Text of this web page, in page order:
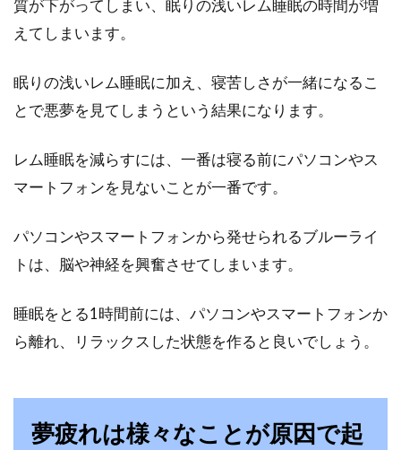
質が下がってしまい、眠りの浅いレム睡眠の時間が増
えてしまいます。
眠りの浅いレム睡眠に加え、寝苦しさが一緒になるこ
とで悪夢を見てしまうという結果になります。
レム睡眠を減らすには、一番は寝る前にパソコンやス
マートフォンを見ないことが一番です。
パソコンやスマートフォンから発せられるブルーライ
トは、脳や神経を興奮させてしまいます。
睡眠をとる1時間前には、パソコンやスマートフォンか
ら離れ、リラックスした状態を作ると良いでしょう。
夢疲れは様々なことが原因で起